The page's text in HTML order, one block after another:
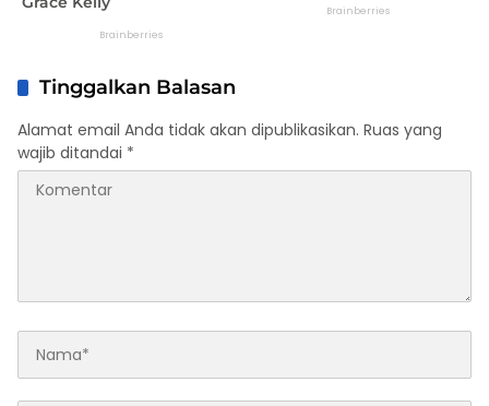
Tinggalkan Balasan
Alamat email Anda tidak akan dipublikasikan. Ruas yang
wajib ditandai *